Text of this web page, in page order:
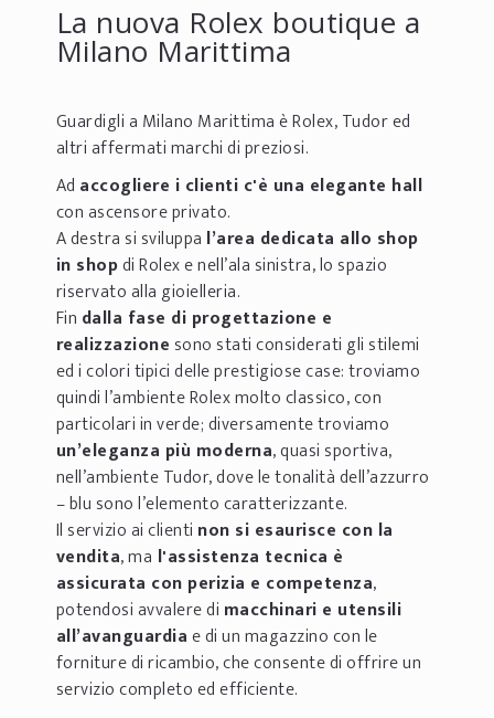
La nuova Rolex boutique a
Milano Marittima
Guardigli a Milano Marittima è Rolex, Tudor ed
altri affermati marchi di preziosi.
Ad accogliere i clienti c'è una elegante hall
con ascensore privato.
A destra si sviluppa l’area dedicata allo shop
in shopdi Rolex e nell’ala sinistra, lo spazio
riservato alla gioielleria.
Fin dalla fase di progettazione e
realizzazione sono stati considerati gli stilemi
ed i colori tipici delle prestigiose case: troviamo
quindi l’ambiente Rolex molto classico, con
particolari in verde; diversamente troviamo
un’eleganza più moderna, quasi sportiva,
nell’ambiente Tudor, dove le tonalità dell’azzurro
– blu sono l’elemento caratterizzante.
Il servizio ai clienti non si esaurisce con la
vendita, ma l'assistenza tecnica è
assicurata con perizia e competenza,
potendosi avvalere di macchinari e utensili
all’avanguardiae di un magazzino con le
forniture di ricambio, che consente di offrire un
servizio completo ed efficiente.